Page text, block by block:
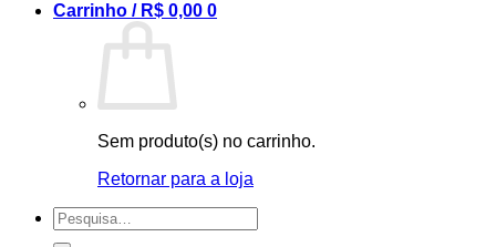
Carrinho / R$ 0,00 0
Sem produto(s) no carrinho.
Retornar para a loja
Pesquisar
por: